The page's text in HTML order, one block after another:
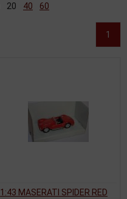
20 40 60
1
1:43 MASERATI SPIDER RED